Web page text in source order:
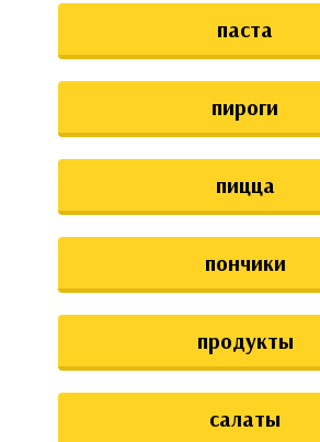
паста
пироги
пицца
пончики
продукты
салаты